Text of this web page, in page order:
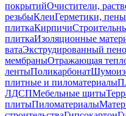
покрытийОчистители,
резьбыКлеиГерметики, пены
плиткаКирпичи
плиткаИзоляционные
ватаЭкструдированный
мембраныОтражающая
лентыПоликарбонат
плитные и пиломатериалы
ЛДСПМебельные щиты
плитыПиломатериалы